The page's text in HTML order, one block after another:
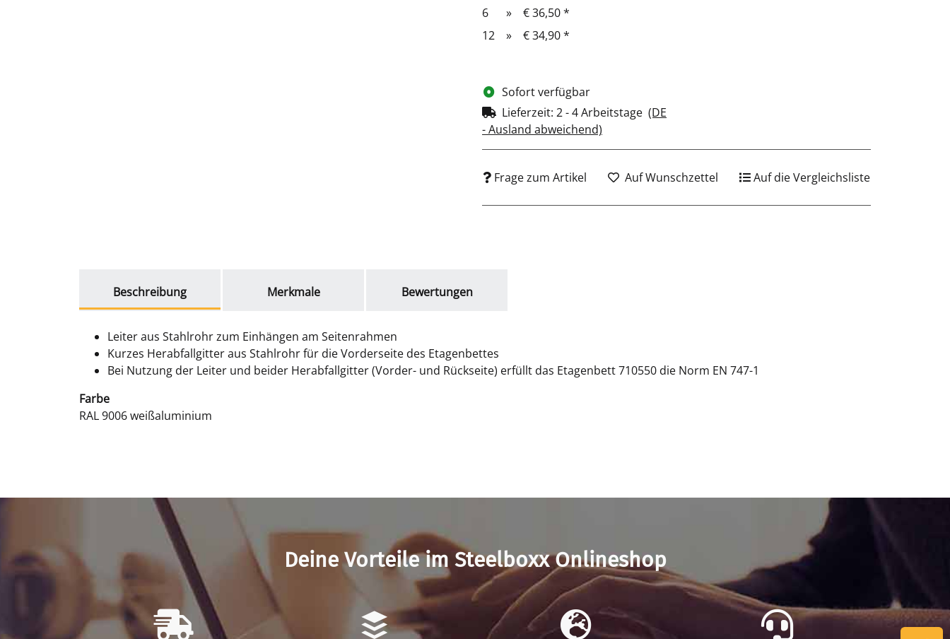
6
» € 36,50*
12
» € 34,90*
Sofort verfügbar
Lieferzeit: 2 - 4 Arbeitstage (DE
- Ausland abweichend)
Frage zum Artikel Auf Wunschzettel Auf die Vergleichsliste
Beschreibung
Merkmale Bewertungen
Leiter aus Stahlrohr zum Einhängen am Seitenrahmen
Kurzes Herabfallgitter aus Stahlrohr für die Vorderseite des Etagenbettes
Bei Nutzung der Leiter und beider Herabfallgitter (Vorder- und Rückseite) erfüllt das Etagenbett 710550 die Norm EN 747-1
Farbe
RAL 9006 weißaluminium
Deine Vorteile im Steelboxx Onlineshop